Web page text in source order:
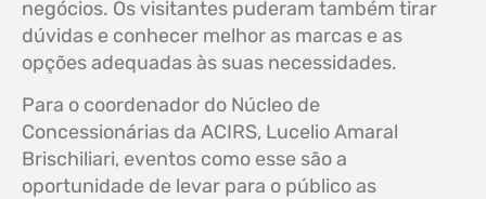
negócios. Os visitantes puderam também tirar
dúvidas e conhecer melhor as marcas e as
opções adequadas às suas necessidades.
Para o coordenador do Núcleo de
Concessionárias da ACIRS, Lucelio Amaral
Brischiliari, eventos como esse são a
oportunidade de levar para o público as